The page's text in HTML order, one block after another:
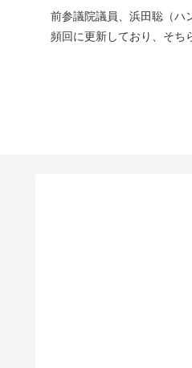
前参議院議員、浜田聡（ハ
頻回に更新しており、そち